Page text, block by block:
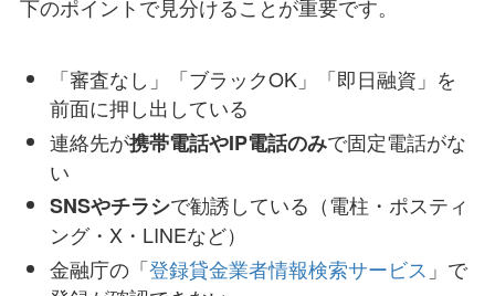
下のポイントで見分けることが重要です。
「審査なし」「ブラックOK」「即日融資」を
前面に押し出している
連絡先が携帯電話やIP電話のみで固定電話がな
い
SNSやチラシで勧誘している（電柱・ポスティ
ング・X・LINEなど）
金融庁の「登録貸金業者情報検索サービス 」で